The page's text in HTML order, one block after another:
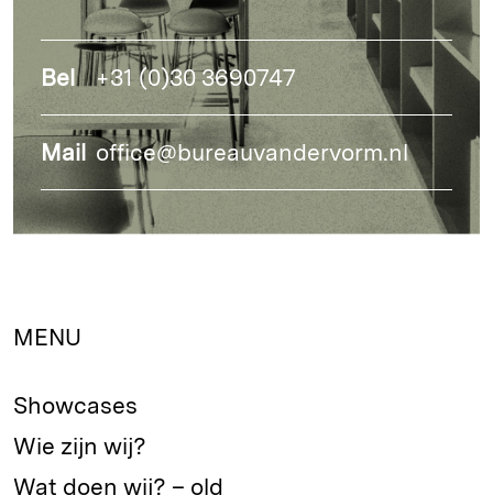
Bel +31 (0)30 3690747
Mail office@bureauvandervorm.nl
MENU
Showcases
Wie zijn wij?
Wat doen wij? – old